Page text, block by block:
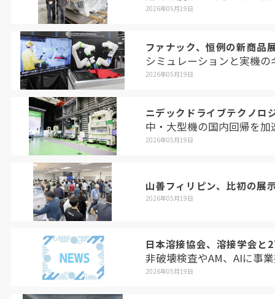
2026年05月19日
ファナック、恒例の新商品
シミュレーションと実機
2026年05月19日
ニデックドライブテクノ
中・大型機の国内回帰を加
2026年05月19日
山善フィリピン、比初の展
2026年05月19日
日本溶接協会、溶接学会と
非破壊検査やAM、AIに事
2026年05月19日